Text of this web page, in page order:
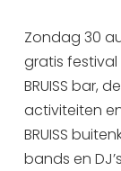
Zondag 30
gratis
BRUISS bar,
activiteiten
BRUISS
bands en